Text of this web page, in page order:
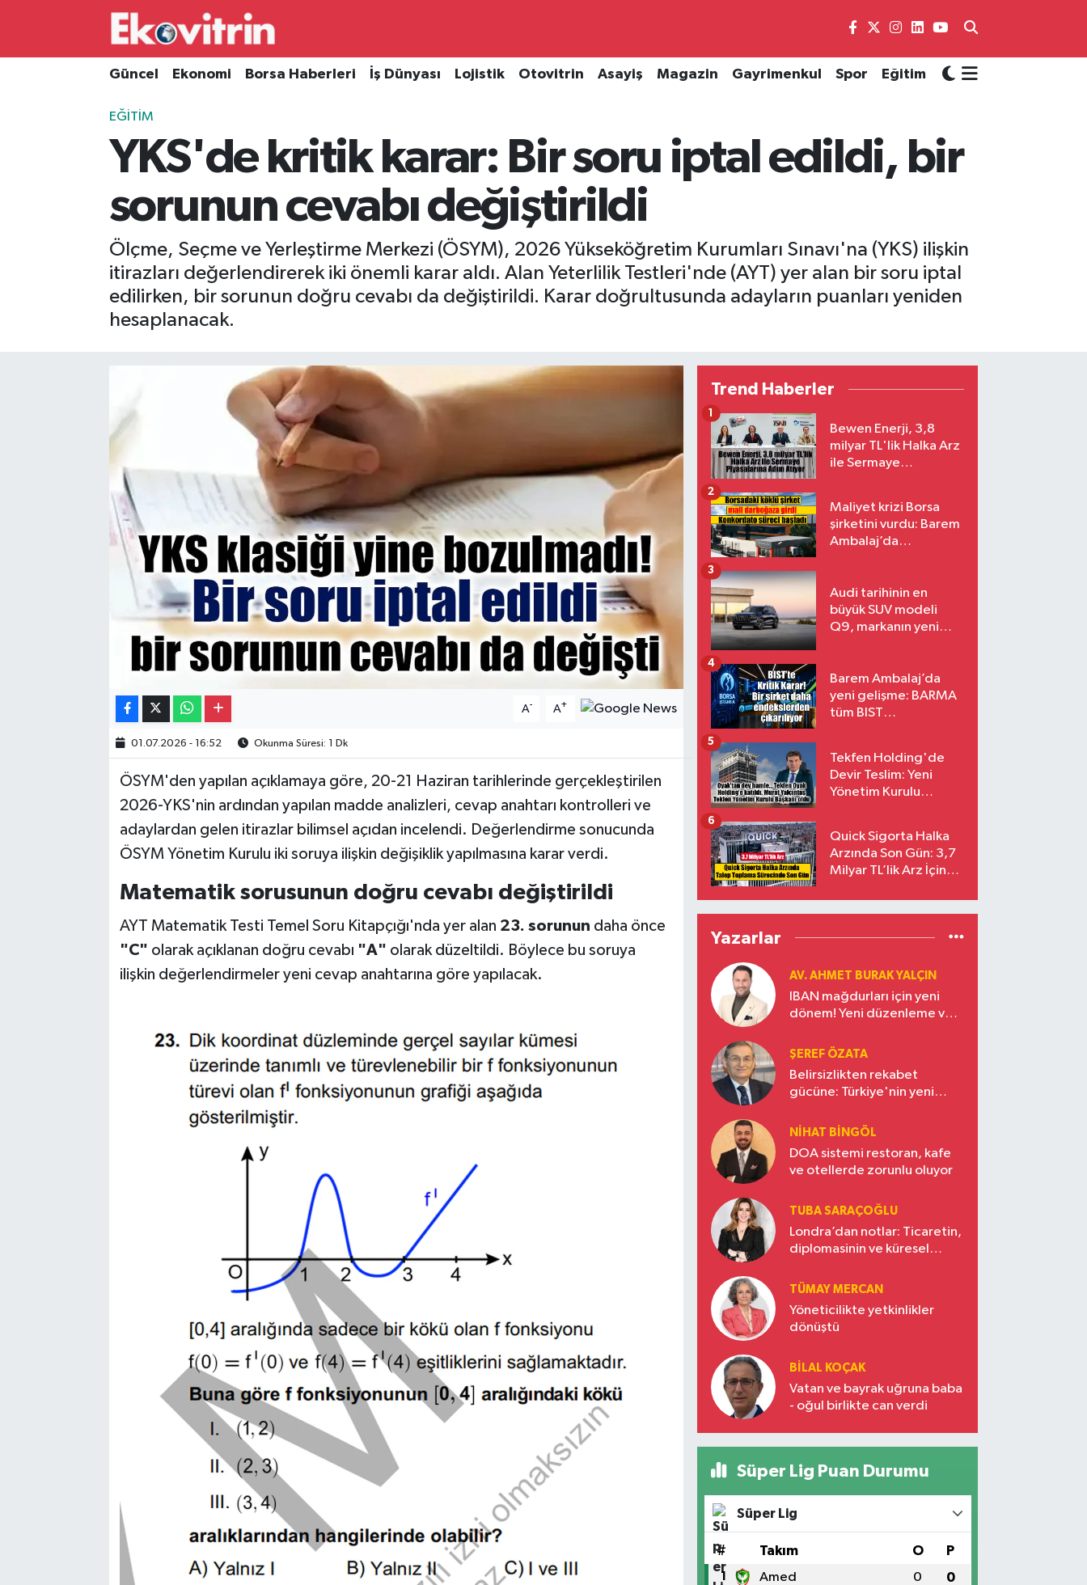
Güncel Ekonomi Borsa Haberleri İş Dünyası Lojistik Otovitrin Asayiş Magazin Gayrimenkul Spor Eğitim
EĞITIM
YKS'de kritik karar: Bir soru iptal edildi, bir
sorunun cevabı değiştirildi
Ölçme, Seçme ve Yerleştirme Merkezi (ÖSYM), 2026 Yükseköğretim Kurumları Sınavı'na (YKS) ilişkin
itirazları değerlendirerek iki önemli karar aldı. Alan Yeterlilik Testleri'nde (AYT) yer alan bir soru iptal
edilirken, bir sorunun doğru cevabı da değiştirildi. Karar doğrultusunda adayların puanları yeniden
hesaplanacak.
A- A+
01.07.2026 - 16:52 Okunma Süresi: 1 Dk
ÖSYM'den yapılan açıklamaya göre, 20-21 Haziran tarihlerinde gerçekleştirilen
2026-YKS'nin ardından yapılan madde analizleri, cevap anahtarı kontrolleri ve
adaylardan gelen itirazlar bilimsel açıdan incelendi. Değerlendirme sonucunda
ÖSYM Yönetim Kurulu iki soruya ilişkin değişiklik yapılmasına karar verdi.
Matematik sorusunun doğru cevabı değiştirildi
AYT Matematik Testi Temel Soru Kitapçığı'nda yer alan 23. sorunun daha önce
"C" olarak açıklanan doğru cevabı "A" olarak düzeltildi. Böylece bu soruya
ilişkin değerlendirmeler yeni cevap anahtarına göre yapılacak.
Trend Haberler
Bewen Enerji, 3,8
milyar TL'lik Halka Arz
ile Sermaye
1
Maliyet krizi Borsa
şirketini vurdu: Barem
Ambalaj’da
2
Audi tarihinin en
büyük SUV modeli
Q9, markanın yeni
3
Barem Ambalaj’da
yeni gelişme: BARMA
tüm BIST
4
Tekfen Holding'de
Devir Teslim: Yeni
Yönetim Kurulu
5
Quick Sigorta Halka
Arzında Son Gün: 3,7
Milyar TL’lik Arz İçin
Eriyor
6
Yazarlar
AV. AHMET BURAK YALÇIN
IBAN mağdurları için yeni
dönem! Yeni düzenleme ve
ŞEREF ÖZATA
Belirsizlikten rekabet
gücüne: Türkiye'nin yeni
NIHAT BINGÖL
DOA sistemi restoran, kafe
ve otellerde zorunlu oluyor
TUBA SARAÇOĞLU
Londra’dan notlar: Ticaretin,
diplomasinin ve küresel
Türkiye’nin yükselen gücü
TÜMAY MERCAN
Yöneticilikte yetkinlikler
dönüştü
BILAL KOÇAK
Vatan ve bayrak uğruna baba
- oğul birlikte can verdi
Süper Lig Puan Durumu
Süper Lig
# Takım O P
1 Amed 0 0
Güncel
Borsa Haberleri
Hava Durumu
Süper Lig Puan Durumu ve Fikstür
Son Dakika Haberleri
Haber Arşivi